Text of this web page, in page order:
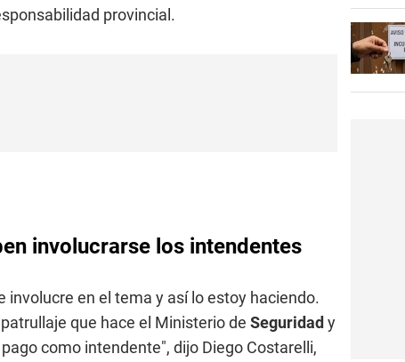
provincial.
involucrarse los intendentes
involucre en el tema y así lo estoy haciendo.
que hace el Ministerio de Seguridad y
como intendente", dijo Diego Costarelli,